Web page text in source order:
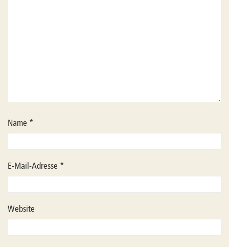
Name *
E-Mail-Adresse *
Website